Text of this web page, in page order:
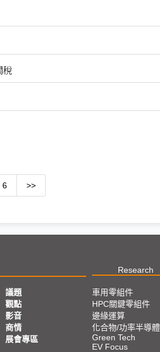
稅
6 >>
Research
議題
觀點
影音
商情
展會專區
車用零組件
HPC關鍵零組件
邊緣運算
化合物/功率半導體
Green Tech
EV Focus